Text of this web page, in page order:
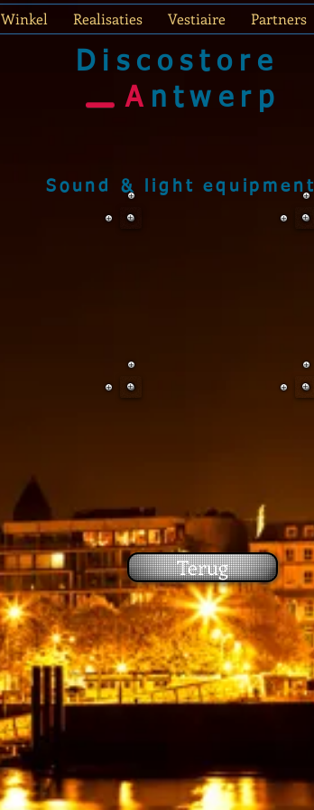
Winkel Realisaties Vestiaire Partners
Discostore
A ntwerp
Sound & light equipment
Terug